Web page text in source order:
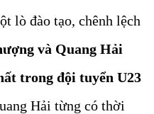
lò đào tạo, chênh lệch
và Quang Hải
trong đội tuyển U23
Hải từng có thời